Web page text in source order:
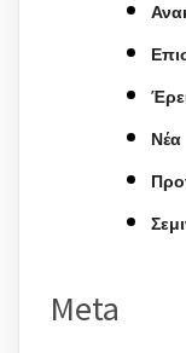
Νέα
Meta